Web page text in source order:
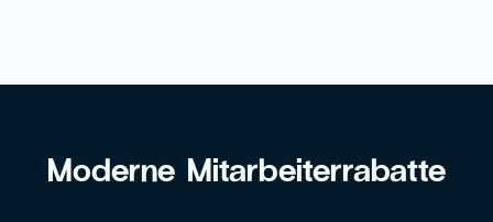
Moderne Mitarbeiterrabatte